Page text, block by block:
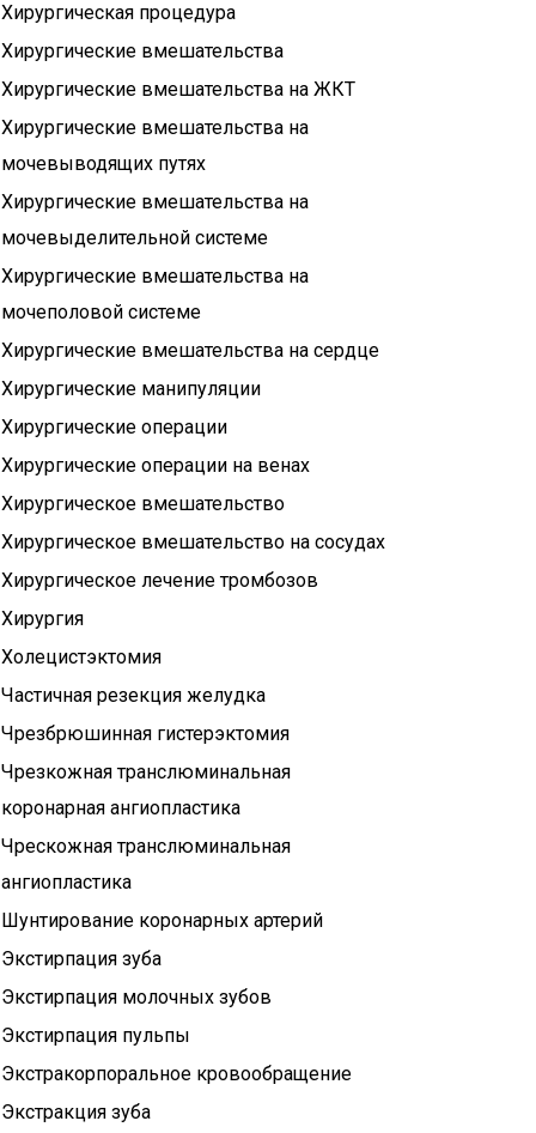
Хирургическая процедура
Хирургические вмешательства
Хирургические вмешательства на ЖКТ
Хирургические вмешательства на
мочевыводящих путях
Хирургические вмешательства на
мочевыделительной системе
Хирургические вмешательства на
мочеполовой системе
Хирургические вмешательства на сердце
Хирургические манипуляции
Хирургические операции
Хирургические операции на венах
Хирургическое вмешательство
Хирургическое вмешательство на сосудах
Хирургическое лечение тромбозов
Хирургия
Холецистэктомия
Частичная резекция желудка
Чрезбрюшинная гистерэктомия
Чрезкожная транслюминальная
коронарная ангиопластика
Чрескожная транслюминальная
ангиопластика
Шунтирование коронарных артерий
Экстирпация зуба
Экстирпация молочных зубов
Экстирпация пульпы
Экстракорпоральное кровообращение
Экстракция зуба